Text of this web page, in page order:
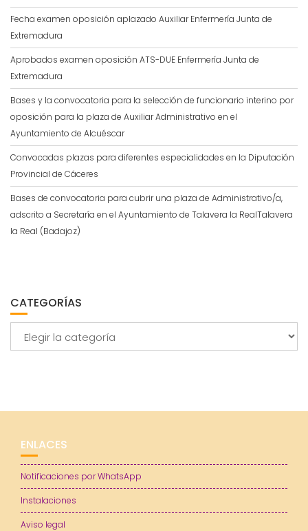
Fecha examen oposición aplazado Auxiliar Enfermería Junta de
Extremadura
Aprobados examen oposición ATS-DUE Enfermería Junta de
Extremadura
Bases y la convocatoria para la selección de funcionario interino por
oposición para la plaza de Auxiliar Administrativo en el
Ayuntamiento de Alcuéscar
Convocadas plazas para diferentes especialidades en la Diputación
Provincial de Cáceres
Bases de convocatoria para cubrir una plaza de Administrativo/a,
adscrito a Secretaría en el Ayuntamiento de Talavera la RealTalavera
la Real (Badajoz)
CATEGORÍAS
ENLACES
Notificaciones por WhatsApp
Instalaciones
Aviso legal